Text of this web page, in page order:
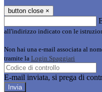
button close ×
all'indirizzo indicato con le
Non hai una e-mail associata al
tramite la Login Spaggiari
E-mail inviata, si prega di